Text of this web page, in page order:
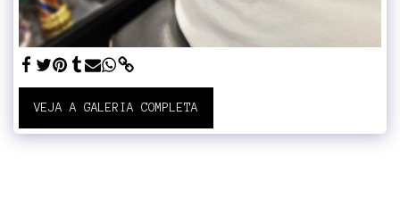
VEJA A GALERIA COMPLETA